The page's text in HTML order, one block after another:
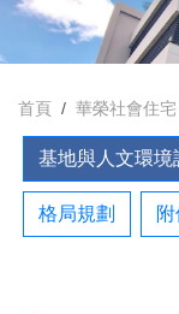
首頁 華榮社會住宅
基地與人文環境
格局規劃